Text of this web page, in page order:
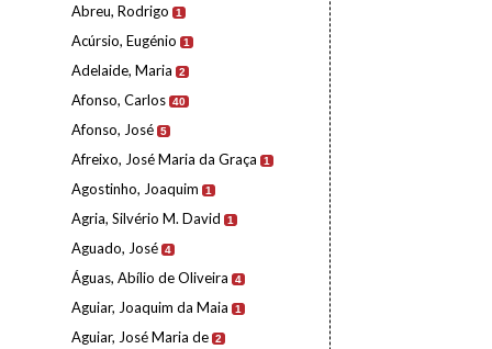
Abreu, Rodrigo 1
Acúrsio, Eugénio 1
Adelaide, Maria 2
Afonso, Carlos 40
Afonso, José 5
Afreixo, José Maria da Graça 1
Agostinho, Joaquim 1
Agria, Silvério M. David 1
Aguado, José 4
Águas, Abílio de Oliveira 4
Aguiar, Joaquim da Maia 1
Aguiar, José Maria de 2